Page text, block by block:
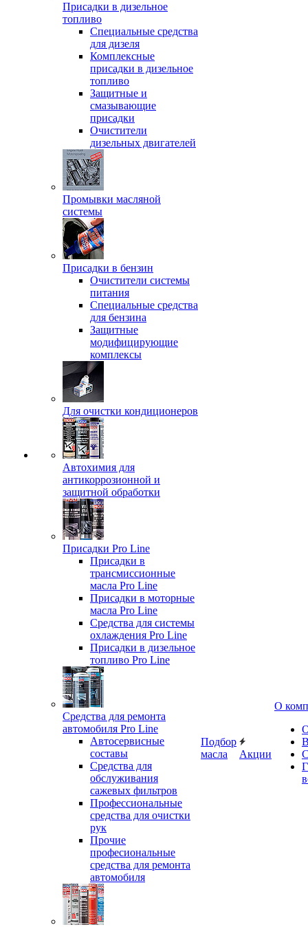
Присадки в дизельное
топливо
Спeциальные средства
для дизеля
Комплексные
присадки в дизельное
топливо
Защитные и
смазывающие
присадки
Очистители
дизельных двигателей
Промывки масляной
системы
Присадки в бензин
Очистители системы
питания
Специальные срeдства
для бензина
Защитные
модифицирующие
комплексы
Для очистки кондиционеров
Автохимия для
антикоррозионной и
защитной обработки
Присадки Pro Line
Присадки в
трансмиссионные
масла Pro Line
Присадки в моторные
масла Pro Line
Средства для системы
охлаждения Pro Line
Присадки в дизельное
топливо Pro Line
Средства для ремонта
автомобиля Pro Line
Автосервисные
составы
Средства для
обслуживания
сажевых фильтров
Профессиональные
средства для очистки
рук
Прочие
професиональные
средства для ремонта
автомобиля
Подбор
масла
Акции
О